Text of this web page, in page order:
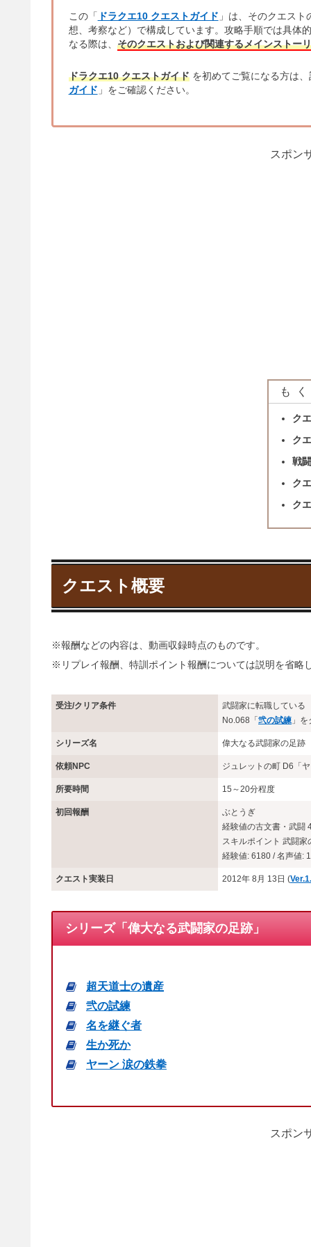
この「 ドラクエ10 クエストガイド 」は、そのクエスト
想、考察など）で構成しています。攻略手順では具体
なる際は、 そのクエストおよび関連するメインストー
ドラクエ10 クエストガイドを初めてご覧になる方は
ガイド 」をご確認ください。
スポン
も
ク
ク
戦
ク
ク
クエスト概要
※報酬などの内容は、動画収録時点のものです。
※リプレイ報酬、特訓ポイント報酬については説明を省略
受注/クリア条件
武闘家に転職している
No.068「弐の試練 」
シリーズ名 偉大なる武闘家の足跡
依頼NPC ジュレットの町 D6「
所要時間 15～20分程度
初回報酬
ぶとうぎ
経験値の古文書・武闘
スキルポイント 武闘家
経験値: 6180 / 名声値:
クエスト実装日 2012年 8月 13日 (
シリーズ「偉大なる武闘家の足跡」
超天道士の遺産
弐の試練
名を継ぐ者
生か死か
ヤーン 涙の鉄拳
スポン